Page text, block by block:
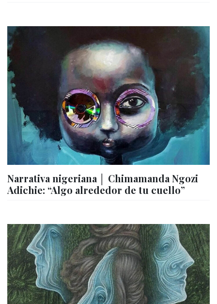
Narrativa nigeriana │ Chimamanda Ngozi
Adichie: “Algo alrededor de tu cuello”